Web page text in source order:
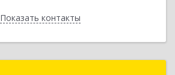
Показать контакты
Назад